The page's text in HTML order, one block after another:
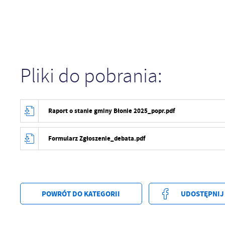
Pliki do pobrania:
Raport o stanie gminy Błonie 2025_popr.pdf
Formularz Zgłoszenie_debata.pdf
POWRÓT DO KATEGORII UDOSTĘPNIJ